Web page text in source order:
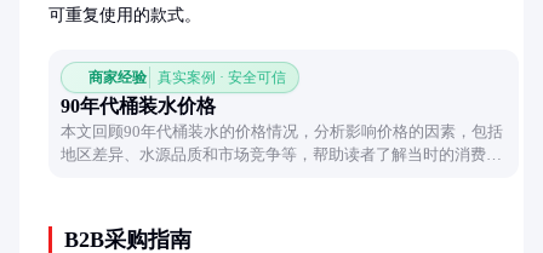
可重复使用的款式。
商家经验 真实案例 · 安全可信
90年代桶装水价格
本文回顾90年代桶装水的价格情况，分析影响价格的因素，包括
地区差异、水源品质和市场竞争等，帮助读者了解当时的消费水
B2B采购指南